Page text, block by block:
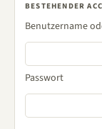
BESTEHENDER
Benutzername
Passwort